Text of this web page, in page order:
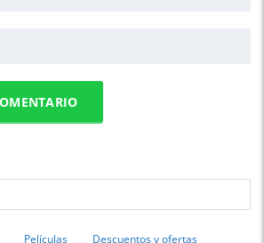
Películas Descuentos y ofertas